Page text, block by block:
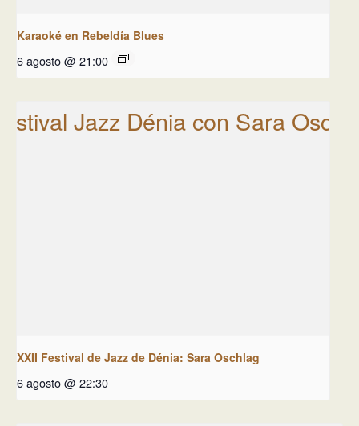
Karaoké en Rebeldía Blues
6 agosto @ 21:00
XXII Festival de Jazz de Dénia: Sara Oschlag
6 agosto @ 22:30